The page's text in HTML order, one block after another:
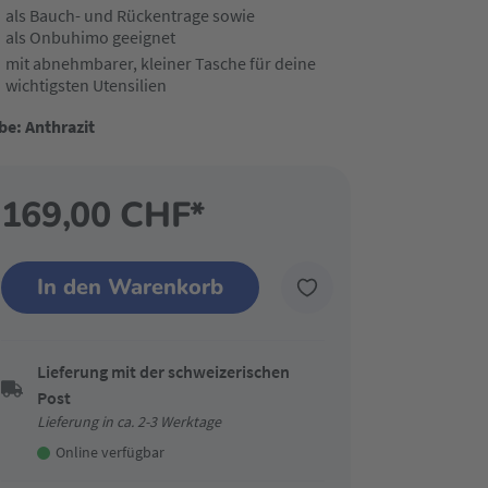
als Bauch- und Rückentrage sowie
als Onbuhimo geeignet​
mit abnehmbarer, kleiner Tasche für deine
wichtigsten Utensilien
Anthrazit
169,00 CHF*
In den Warenkorb
Lieferung mit der schweizerischen
Post
Lieferung in ca. 2-3 Werktage
Online verfügbar